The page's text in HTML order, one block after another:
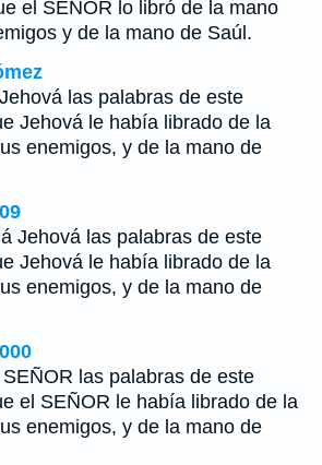
el SEÑOR lo libró de la mano
y de la mano de Saúl.
las palabras de este
Jehová le había librado de la
enemigos, y de la mano de
Jehová las palabras de este
Jehová le había librado de la
enemigos, y de la mano de
las palabras de este
el SEÑOR le había librado de la
enemigos, y de la mano de